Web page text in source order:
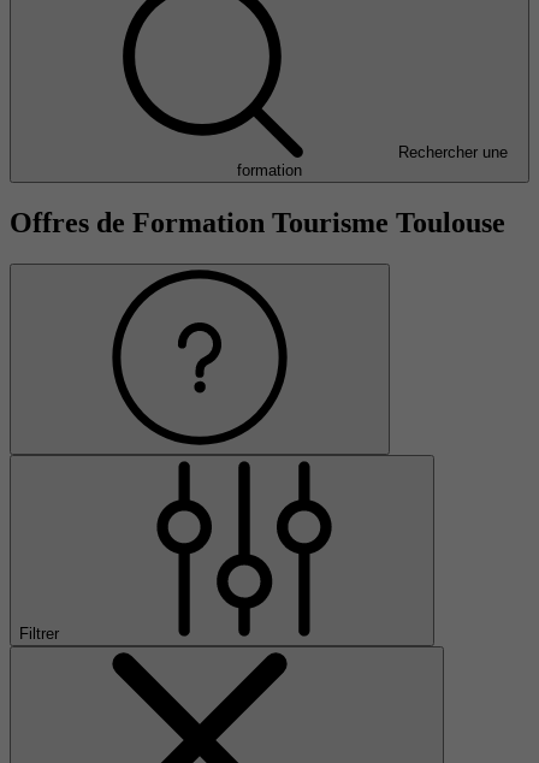
Rechercher une
formation
Offres de Formation Tourisme Toulouse
Filtrer